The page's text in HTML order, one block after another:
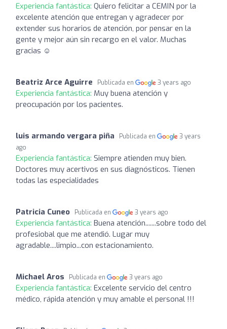
Experiencia fantástica: Quiero felicitar a CEMIN por la
excelente atención que entregan y agradecer por
extender sus horarios de atención, por pensar en la
gente y mejor aún sin recargo en el valor. Muchas
gracias ☺️
Beatriz Arce Aguirre Publicada en 3 years ago
Experiencia fantástica: Muy buena atención y
preocupación por los pacientes.
luis armando vergara piña Publicada en
3 years
ago
Experiencia fantástica: Siempre atienden muy bien.
Doctores muy acertivos en sus diagnósticos. Tienen
todas las especialidades
Patricia Cuneo Publicada en 3 years ago
Experiencia fantástica: Buena atención.......sobre todo del
profesiobal que me atendió. Lugar muy
agradable....limpio...con estacionamiento.
Michael Aros Publicada en 3 years ago
Experiencia fantástica: Excelente servicio del centro
médico, rápida atención y muy amable el personal !!!